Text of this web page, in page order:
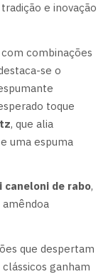
e inovação
combinações
se o
toque
, que alia
uma espuma
caneloni de rabo,
que despertam
clássicos ganham